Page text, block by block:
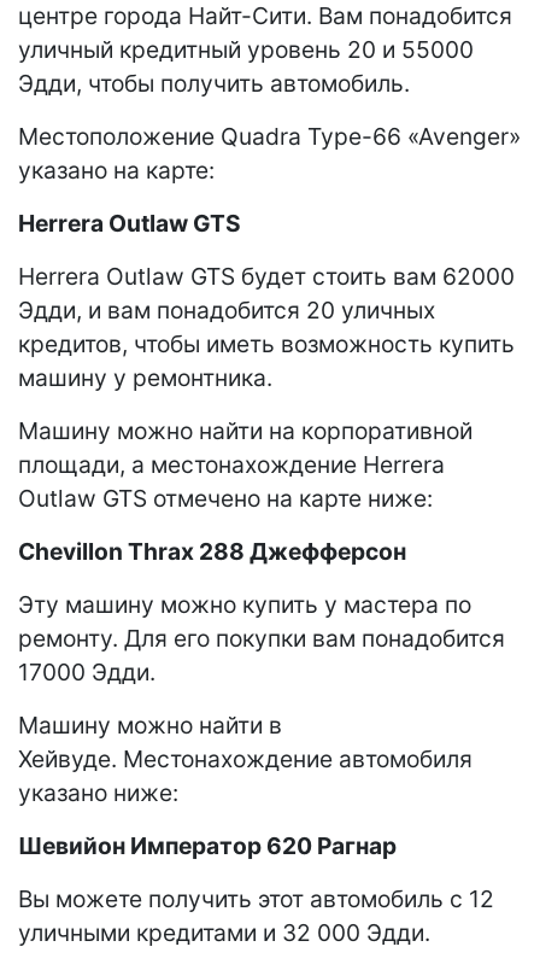
центре города Найт-Сити. Вам понадобится
уличный кредитный уровень 20 и 55000
Эдди, чтобы получить автомобиль.
Местоположение Quadra Type-66 «Avenger»
указано на карте:
Herrera Outlaw GTS
Herrera Outlaw GTS будет стоить вам 62000
Эдди, и вам понадобится 20 уличных
кредитов, чтобы иметь возможность купить
машину у ремонтника.
Машину можно найти на корпоративной
площади, а местонахождение Herrera
Outlaw GTS отмечено на карте ниже:
Chevillon Thrax 288 Джефферсон
Эту машину можно купить у мастера по
ремонту. Для его покупки вам понадобится
17000 Эдди.
Машину можно найти в
Хейвуде. Местонахождение автомобиля
указано ниже:
Шевийон Император 620 Рагнар
Вы можете получить этот автомобиль с 12
уличными кредитами и 32 000 Эдди.